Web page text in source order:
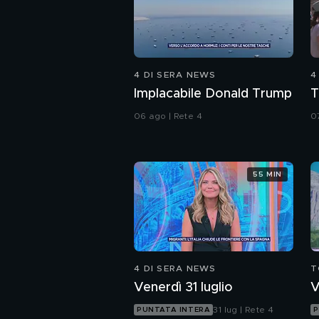
4 DI SERA NEWS
Implacabile Donald Trump
06 ago | Rete 4
4
4 DI SERA NEWS
Venerdì 31 luglio
PUNTATA INTERA 31 lug | Rete 4
55 MIN